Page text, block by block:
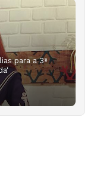
para a 3ª